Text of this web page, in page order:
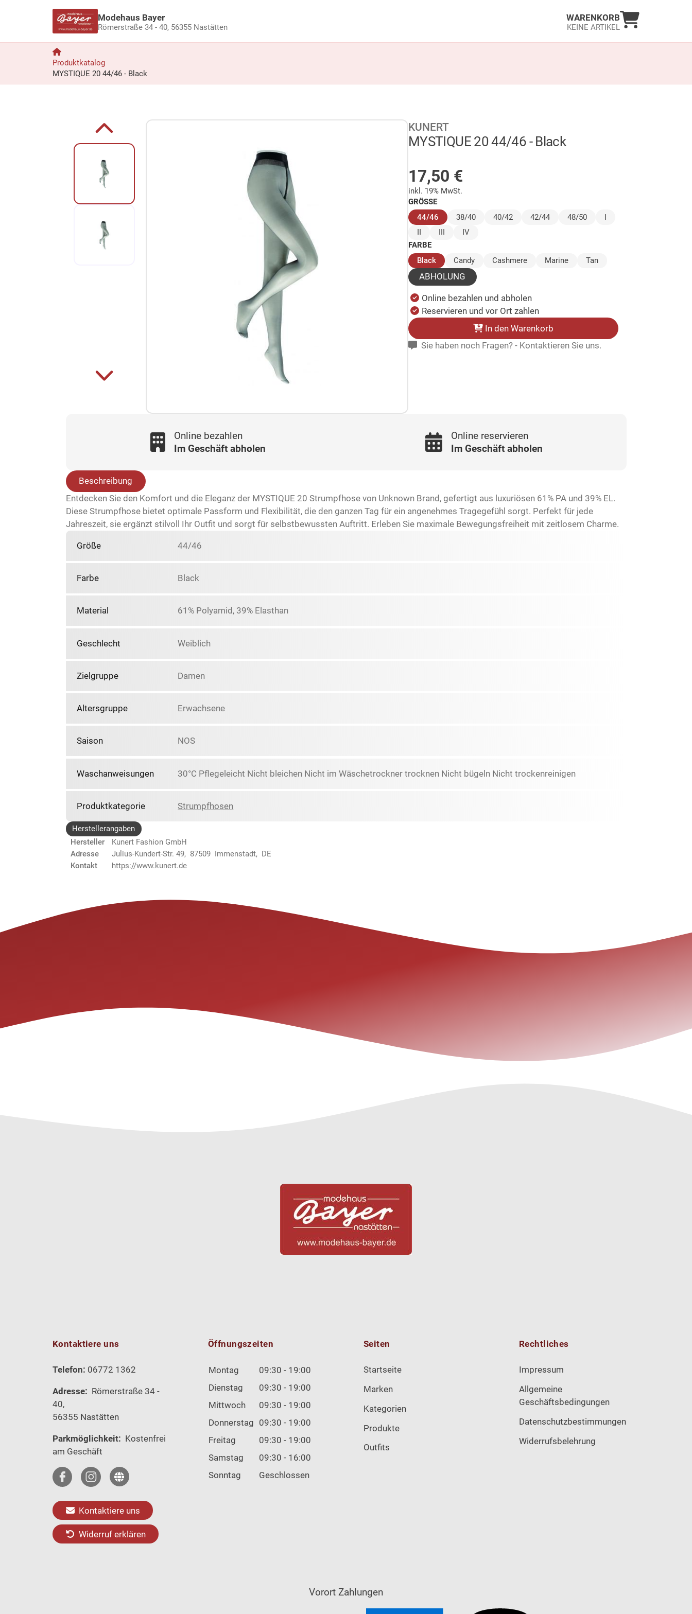
Modehaus Bayer
Römerstraße 34 - 40, 56355 Nastätten
WARENKORB
KEINE ARTIKEL
Warenkorb
Produktkatalog
MYSTIQUE 20 44/46 - Black
Zur Produktbeschreibung springen KUNERT
MYSTIQUE 20 44/46 - Black
17,50 €
inkl. 19% MwSt.
GRÖSSE
44/46 (ausgewählt)
38/40 40/42 42/44 48/50
I
II
III
IV
FARBE
Black(ausgewählt)
Candy Cashmere Marine Tan
ABHOLUNG
Online bezahlen und abholen
Reservieren und vor Ort zahlen
In den Warenkorb
Sie haben noch Fragen? - Kontaktieren Sie uns.
Online bezahlen
Im Geschäft abholen
Online reservieren
Im Geschäft abholen
Beschreibung
Entdecken Sie den Komfort und die Eleganz der MYSTIQUE 20 Strumpfhose von Unknown Brand, gefertigt aus luxuriösen 61% PA und 39% EL.
Diese Strumpfhose bietet optimale Passform und Flexibilität, die den ganzen Tag für ein angenehmes Tragegefühl sorgt. Perfekt für jede
Jahreszeit, sie ergänzt stilvoll Ihr Outfit und sorgt für selbstbewussten Auftritt. Erleben Sie maximale Bewegungsfreiheit mit zeitlosem Charme.
Größe 44/46
Farbe Black
Material 61% Polyamid, 39% Elasthan
Geschlecht Weiblich
Zielgruppe Damen
Altersgruppe Erwachsene
Saison NOS
Waschanweisungen 30°C Pflegeleicht Nicht bleichen Nicht im Wäschetrockner trocknen Nicht bügeln Nicht trockenreinigen
Produktkategorie Strumpfhosen
Herstellerangaben
Hersteller
Kunert Fashion GmbH
Adresse
Julius-Kundert-Str. 49, 87509 Immenstadt, DE
Kontakt
https://www.kunert.de
Kontaktiere uns
Telefon: 06772 1362
Adresse: Römerstraße 34 -
40,
56355 Nastätten
Parkmöglichkeit: Kostenfrei
am Geschäft
Kontaktiere uns
Widerruf erklären
Öffnungszeiten
Montag
09:30 - 19:00
Dienstag
09:30 - 19:00
Mittwoch
09:30 - 19:00
Donnerstag 09:30 - 19:00
Freitag
09:30 - 19:00
Samstag
09:30 - 16:00
Sonntag
Geschlossen
Seiten
Startseite
Marken
Kategorien
Produkte
Outfits
Rechtliches
Impressum
Allgemeine
Geschäftsbedingungen
Datenschutzbestimmungen
Widerrufsbelehrung
Vorort Zahlungen